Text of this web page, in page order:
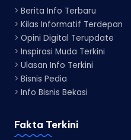
> Berita Info Terbaru
> Kilas Informatif Terdepan
> Opini Digital Terupdate
> Inspirasi Muda Terkini
> Ulasan Info Terkini
> Bisnis Pedia
> Info Bisnis Bekasi
Fakta Terkini